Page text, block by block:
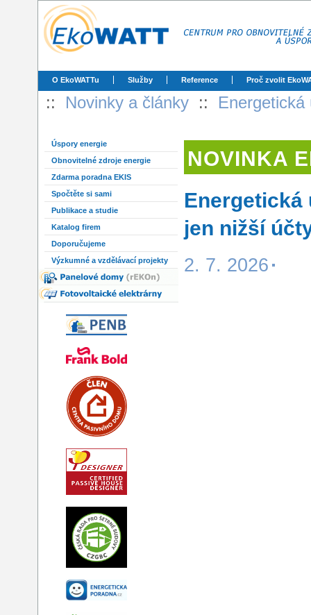
O EkoWATTu Služby Reference Proč zvolit
:: Novinky a články ::
Úspory energie
Obnovitelné zdroje energie
Zdarma poradna EKIS
Spočtěte si sami
Publikace a studie
Katalog firem
Doporučujeme
Výzkumné a vzdělávací projekty
NOVINKA
jen nižší
2. 7. 2026